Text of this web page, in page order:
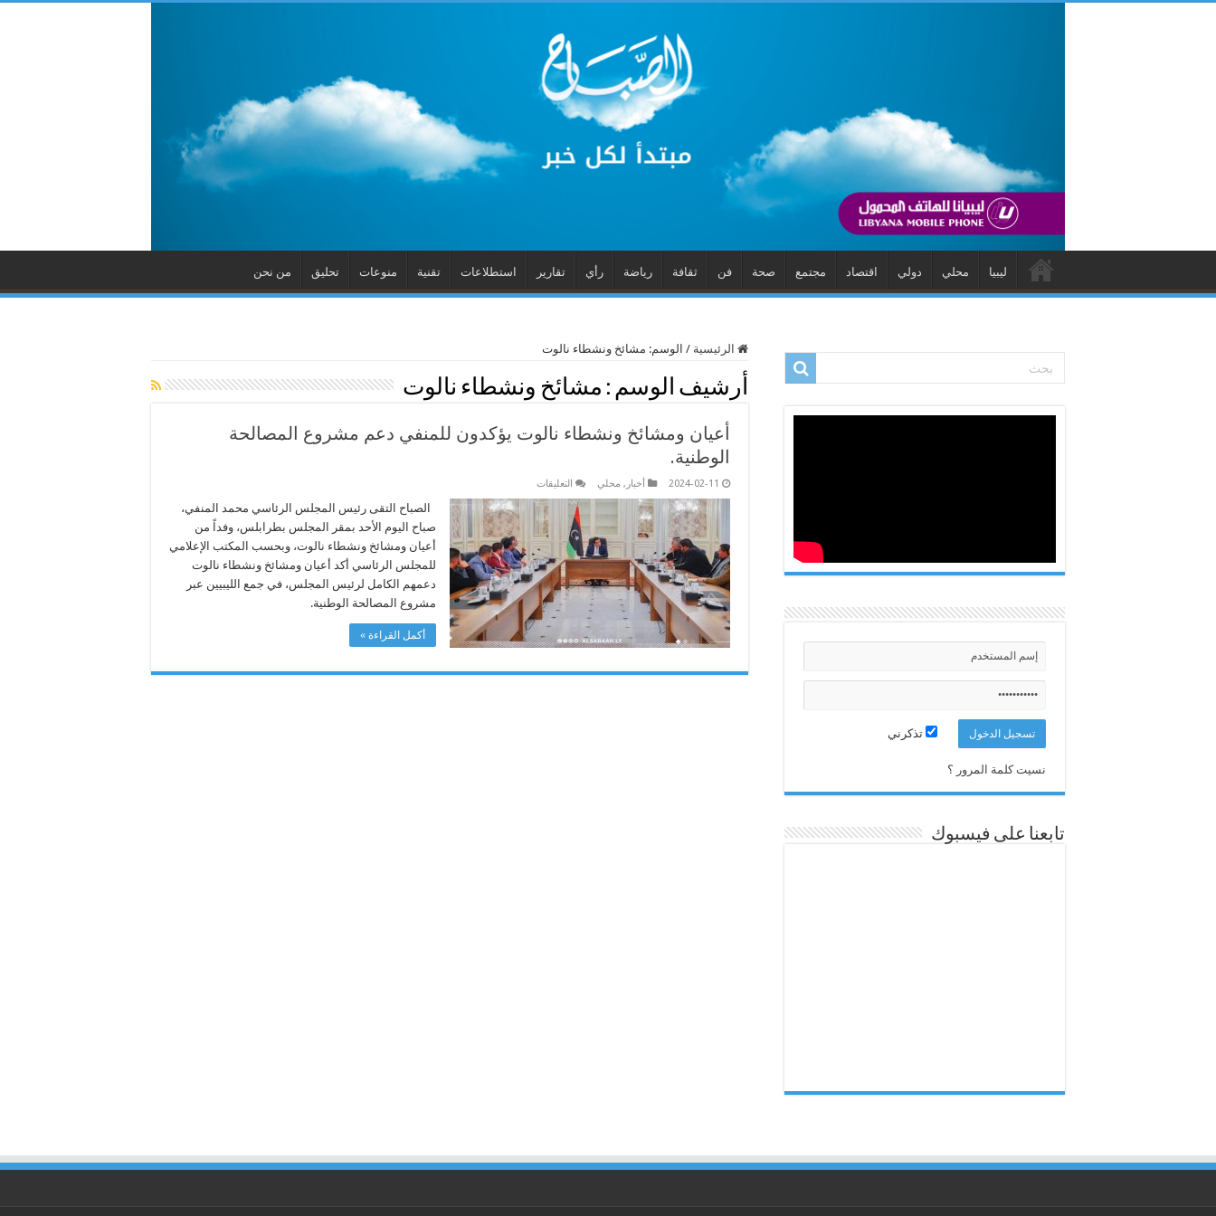
ليبيا محلي دولي اقتصاد مجتمع صحة فن ثقافة رياضة رأي تقارير استطلاعات تقنية منوعات تحليق من نحن
الرئيسية / الوسم: مشائخ ونشطاء نالوت
أرشيف الوسم : مشائخ ونشطاء نالوت
أعيان ومشائخ ونشطاء نالوت يؤكدون للمنفي دعم مشروع المصالحة
الوطنية.
2024-02-11 أخبار , محلي التعليقات
ومشائخ
ونشطاء
نالوت
يؤكدون
للمنفي
دعم
مشروع
المصالحة
الوطنية.
مغلقة
الصباح التقى رئيس المجلس الرئاسي محمد المنفي،
صباح اليوم الأحد بمقر المجلس بطرابلس، وفداً من
أعيان ومشائخ ونشطاء نالوت، وبحسب المكتب الإعلامي
للمجلس الرئاسي أكد أعيان ومشائخ ونشطاء نالوت
دعمهم الكامل لرئيس المجلس، في جمع الليبيين عبر
مشروع المصالحة الوطنية.
أكمل القراءة »
تذكرني
نسيت كلمة المرور ؟
تابعنا على فيسبوك